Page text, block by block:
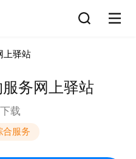
上驿站
务网上驿站
载
合服务